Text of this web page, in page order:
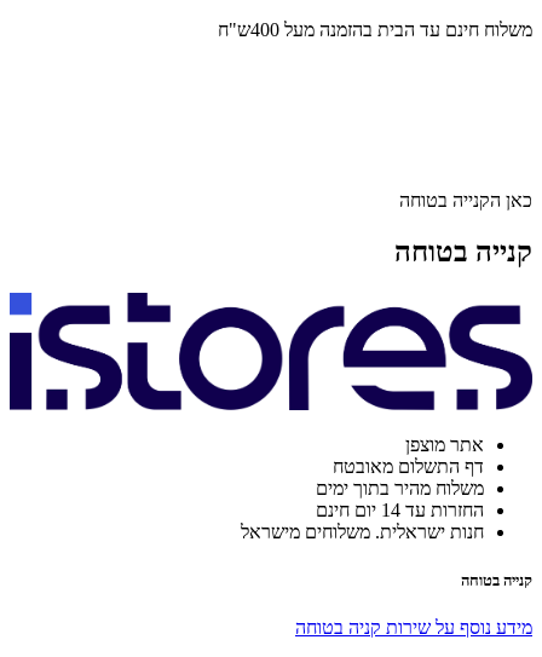
משלוח חינם עד הבית בהזמנה מעל 400ש"ח
כאן הקנייה בטוחה
קנייה בטוחה
אתר מוצפן
דף התשלום מאובטח
משלוח מהיר בתוך ימים
החזרות עד 14 יום חינם
חנות ישראלית. משלוחים מישראל
קנייה בטוחה
מידע נוסף על שירות קניה בטוחה